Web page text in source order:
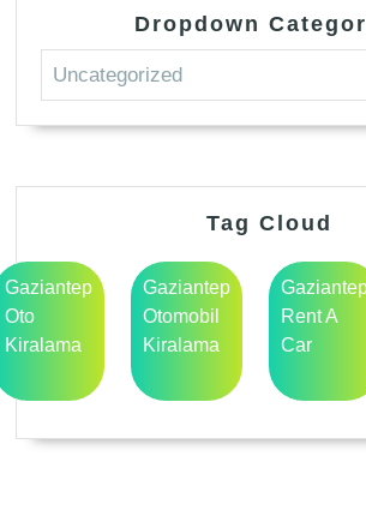
Dropdown
Tag Cloud
Gaziantep
Oto
Kiralama
Gaziantep
Otomobil
Kiralama
Rent A
Car